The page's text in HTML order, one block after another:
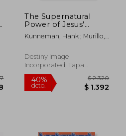
The Supernatural
Power of Jesus'
Blood: Applying the
Blessings Available
(en Inglés)
Kunneman, Hank ; Murillo,
Destiny Image
Incorporated, Tapa
Blanda, Nuevo